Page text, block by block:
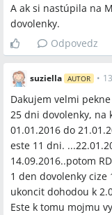
A ak si nastúpila na
dovolenky.
Odpovedz
suziella AUTOR •
Dakujem velmi
25 dni dovolenky, na
01.01.2016 do
este 11 dni.
14.09.2016..potom
1 den dovolenky
ukoncit dohodou k
Este k tomu mojmu